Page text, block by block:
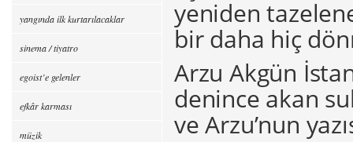
yeniden
bir daha hiç
Arzu Akgün
denince akan
ve Arzu’nun
yangında ilk kurtarılacaklar
sinema / tiyatro
egoist’e gelenler
efkâr karması
müzik